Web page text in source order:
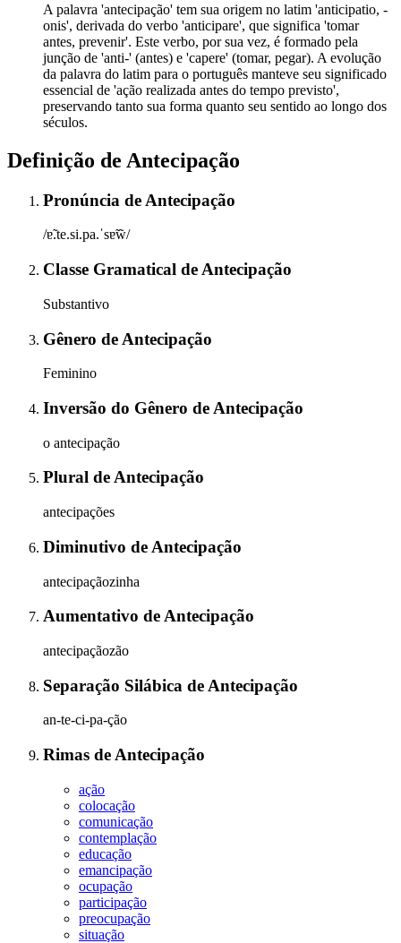
A palavra 'antecipação' tem sua origem no latim 'anticipatio, -
onis', derivada do verbo 'anticipare', que significa 'tomar
antes, prevenir'. Este verbo, por sua vez, é formado pela
junção de 'anti-' (antes) e 'capere' (tomar, pegar). A evolução
da palavra do latim para o português manteve seu significado
essencial de 'ação realizada antes do tempo previsto',
preservando tanto sua forma quanto seu sentido ao longo dos
séculos.
Definição de Antecipação
Pronúncia de Antecipação
/ɐ̃.te.si.pa.ˈsɐ̃w̃/
Classe Gramatical de Antecipação
Substantivo
Gênero de Antecipação
Feminino
Inversão do Gênero de Antecipação
o antecipação
Plural deAntecipação
antecipações
Diminutivo de Antecipação
antecipaçãozinha
Aumentativo deAntecipação
antecipaçãozão
Separação Silábica de Antecipação
an-te-ci-pa-ção
Rimas de Antecipação
ação
colocação
comunicação
contemplação
educação
emancipação
ocupação
participação
preocupação
situação